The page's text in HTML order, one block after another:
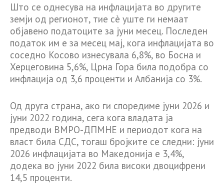
Што се однесува на инфлацијата во другите
земји од регионот, тие сè уште ги немаат
објавено податоците за јуни месец. Последен
податок им е за месец мај, кога инфлацијата во
соседно Косово изнесувала 6,8%, во Босна и
Херцеговина 5,6%, Црна Гора била подобра со
инфлација од 3,6 проценти и Албанија со 3%.
Од друга страна, ако ги споредиме јуни 2026 и
јуни 2022 година, сега кога владата ја
предводи ВМРО-ДПМНЕ и периодот кога на
власт била СДС, тогаш бројките се следни: јуни
2026 инфлацијата во Македонија е 3,4%,
додека во јуни 2022 била високи двоцифрени
14,5 проценти.